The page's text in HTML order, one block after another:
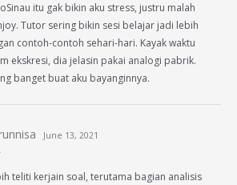
itu gak bikin aku stress, justru malah
Tutor sering bikin sesi belajar jadi lebih
contoh-contoh sehari-hari. Kayak waktu
ekskresi, dia jelasin pakai analogi pabrik.
banget buat aku bayanginnya.
June 13, 2021
teliti kerjain soal, terutama bagian analisis